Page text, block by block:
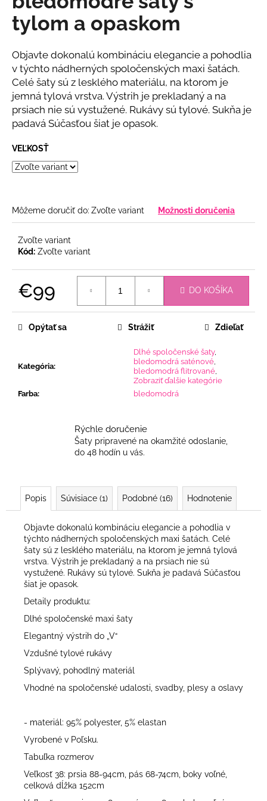
z
5
hviezdičiek.
tylom a opaskom
Objavte dokonalú kombináciu elegancie a pohodlia
v týchto nádherných spoločenských maxi šatách.
Celé šaty sú z lesklého materiálu, na ktorom je
jemná tylová vrstva. Výstrih je prekladaný a na
prsiach nie sú vystužené. Rukávy sú tylové. Sukňa je
padavá Súčasťou šiat je opasok.
VEĽKOSŤ
Môžeme doručiť do: Zvoľte variant Možnosti doručenia
Zvoľte variant
Kód: Zvoľte variant
€99 DO KOŠÍKA
Kategória:
Dlhé spoločenské šaty,
bledomodrá saténové
bledomodrá flitrované
Zobraziť ďalšie kategórie
Farba: bledomodrá
Opýtať sa Strážiť Zdieľať
Rýchle doručenie
Šaty pripravené na okamžité odoslanie,
do 48 hodín u vás.
Popis Súvisiace (1) Podobné (16) Hodnotenie
Objavte dokonalú kombináciu elegancie a pohodlia v
týchto nádherných spoločenských maxi šatách. Celé
šaty sú z lesklého materiálu, na ktorom je jemná tylová
vrstva. Výstrih je prekladaný a na prsiach nie sú
vystužené. Rukávy sú tylové. Sukňa je padavá Súčasťou
šiat je opasok.
Detaily produktu:
Dlhé spoločenské maxi šaty
Elegantný výstrih do „V“
Vzdušné tylové rukávy
Splývavý, pohodlný materiál
Vhodné na spoločenské udalosti, svadby, plesy a oslavy
- materiál: 95% polyester, 5% elastan
Vyrobené v Poľsku.
Tabuľka rozmerov
Veľkosť 38: prsia 88-94cm, pás 68-74cm, boky voľné,
celková dĺžka 152cm
a
m
BÉŽOVÝ
KOMPLET
S
KVETINOU
€108